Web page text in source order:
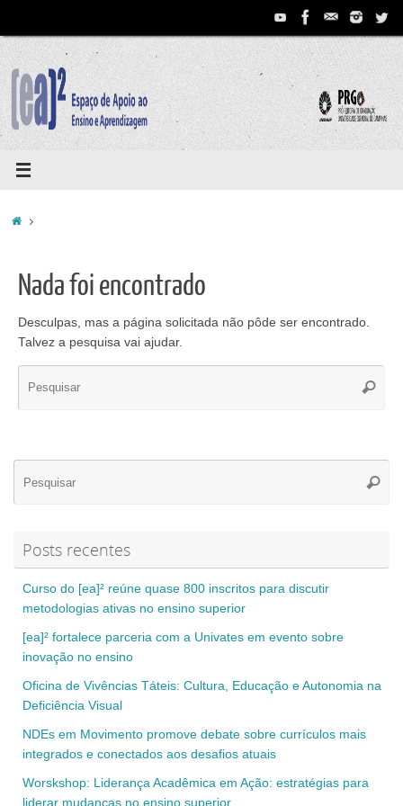
conteúdo
Home
Nada foi encontrado
Desculpas, mas a página solicitada não pôde ser encontrado.
Talvez a pesquisa vai ajudar.
Posts recentes
Curso do [ea]² reúne quase 800 inscritos para discutir
metodologias ativas no ensino superior
[ea]² fortalece parceria com a Univates em evento sobre
inovação no ensino
Oficina de Vivências Táteis: Cultura, Educação e Autonomia na
Deficiência Visual
NDEs em Movimento promove debate sobre currículos mais
integrados e conectados aos desafios atuais
Worskshop: Liderança Acadêmica em Ação: estratégias para
liderar mudanças no ensino superior